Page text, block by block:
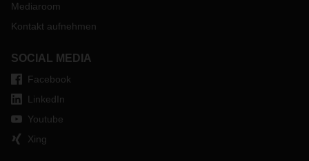
Mediaroom
Kontakt aufnehmen
SOCIAL MEDIA
Facebook
LinkedIn
Youtube
Xing